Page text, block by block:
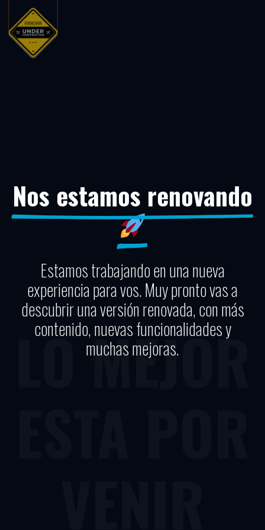
Nos estamos renovando
Estamos trabajando en una nueva
experiencia para vos. Muy pronto vas a
descubrir una versión renovada, con más
contenido, nuevas funcionalidades y
muchas mejoras.
LO MEJOR